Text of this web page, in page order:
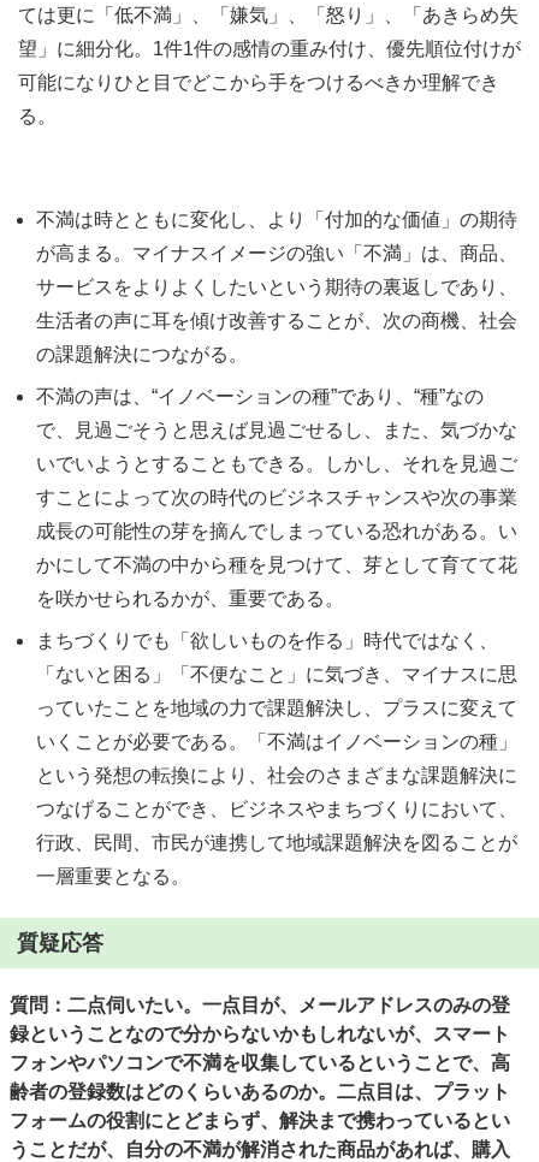
ては更に「低不満」、「嫌気」、「怒り」、「あきらめ失
望」に細分化。1件1件の感情の重み付け、優先順位付けが
可能になりひと目でどこから手をつけるべきか理解でき
る。
不満は時とともに変化し、より「付加的な価値」の期待
が高まる。マイナスイメージの強い「不満」は、商品、
サービスをよりよくしたいという期待の裏返しであり、
生活者の声に耳を傾け改善することが、次の商機、社会
の課題解決につながる。
不満の声は、“イノベーションの種”であり、“種”なの
で、見過ごそうと思えば見過ごせるし、また、気づかな
いでいようとすることもできる。しかし、それを見過ご
すことによって次の時代のビジネスチャンスや次の事業
成長の可能性の芽を摘んでしまっている恐れがある。い
かにして不満の中から種を見つけて、芽として育てて花
を咲かせられるかが、重要である。
まちづくりでも「欲しいものを作る」時代ではなく、
「ないと困る」「不便なこと」に気づき、マイナスに思
っていたことを地域の力で課題解決し、プラスに変えて
いくことが必要である。「不満はイノベーションの種」
という発想の転換により、社会のさまざまな課題解決に
つなげることができ、ビジネスやまちづくりにおいて、
行政、民間、市民が連携して地域課題解決を図ることが
一層重要となる。
質疑応答
質問：二点伺いたい。一点目が、メールアドレスのみの登
録ということなので分からないかもしれないが、スマート
フォンやパソコンで不満を収集しているということで、高
齢者の登録数はどのくらいあるのか。二点目は、プラット
フォームの役割にとどまらず、解決まで携わっているとい
うことだが、自分の不満が解消された商品があれば、購入